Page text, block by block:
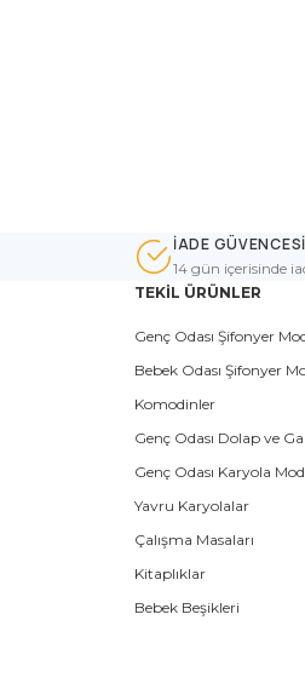
İADE GÜVENCESİ
14 gün içerisinde
TEKİL ÜRÜNLER
Genç Odası Şifonyer
Bebek Odası Şifonyer
Komodinler
Genç Odası Dolap ve
Genç Odası Karyola
Yavru Karyolalar
Çalışma Masaları
Kitaplıklar
Bebek Beşikleri